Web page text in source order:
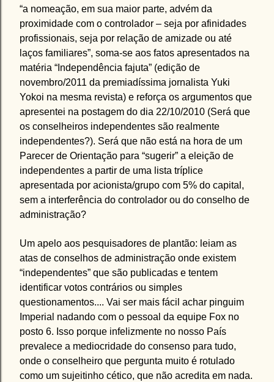
“a nomeação, em sua maior parte, advém da
proximidade com o controlador – seja por afinidades
profissionais, seja por relação de amizade ou até
laços familiares”, soma-se aos fatos apresentados na
matéria “Independência fajuta” (edição de
novembro/2011 da premiadíssima jornalista Yuki
Yokoi na mesma revista) e reforça os argumentos que
apresentei na postagem do dia 22/10/2010 (Será que
os conselheiros independentes são realmente
independentes?). Será que não está na hora de um
Parecer de Orientação para “sugerir” a eleição de
independentes a partir de uma lista tríplice
apresentada por acionista/grupo com 5% do capital,
sem a interferência do controlador ou do conselho de
administração?
Um apelo aos pesquisadores de plantão: leiam as
atas de conselhos de administração onde existem
“independentes” que são publicadas e tentem
identificar votos contrários ou simples
questionamentos.... Vai ser mais fácil achar pinguim
Imperial nadando com o pessoal da equipe Fox no
posto 6. Isso porque infelizmente no nosso País
prevalece a mediocridade do consenso para tudo,
onde o conselheiro que pergunta muito é rotulado
como um sujeitinho cético, que não acredita em nada.